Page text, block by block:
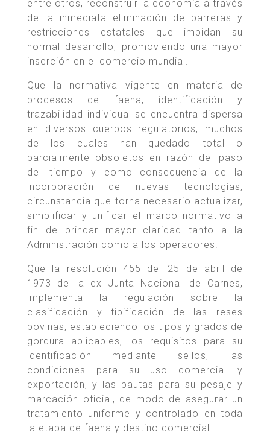
entre otros, reconstruir la economía a través
de la inmediata eliminación de barreras y
restricciones estatales que impidan su
normal desarrollo, promoviendo una mayor
inserción en el comercio mundial.
Que la normativa vigente en materia de
procesos de faena, identificación y
trazabilidad individual se encuentra dispersa
en diversos cuerpos regulatorios, muchos
de los cuales han quedado total o
parcialmente obsoletos en razón del paso
del tiempo y como consecuencia de la
incorporación de nuevas tecnologías,
circunstancia que torna necesario actualizar,
simplificar y unificar el marco normativo a
fin de brindar mayor claridad tanto a la
Administración como a los operadores.
Que la resolución 455 del 25 de abril de
1973 de la ex Junta Nacional de Carnes,
implementa la regulación sobre la
clasificación y tipificación de las reses
bovinas, estableciendo los tipos y grados de
gordura aplicables, los requisitos para su
identificación mediante sellos, las
condiciones para su uso comercial y
exportación, y las pautas para su pesaje y
marcación oficial, de modo de asegurar un
tratamiento uniforme y controlado en toda
la etapa de faena y destino comercial.